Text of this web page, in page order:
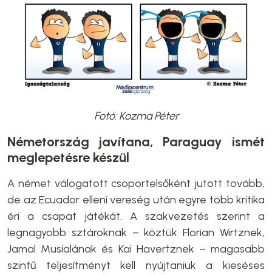
Fotó: Kozma Péter
Németország javítana, Paraguay ismét
meglepetésre készül
A német válogatott csoportelsőként jutott tovább,
de az Ecuador elleni vereség után egyre több kritika
éri a csapat játékát. A szakvezetés szerint a
legnagyobb sztároknak – köztük Florian Wirtznek,
Jamal Musialának és Kai Havertznek – magasabb
szintű teljesítményt kell nyújtaniuk a kieséses